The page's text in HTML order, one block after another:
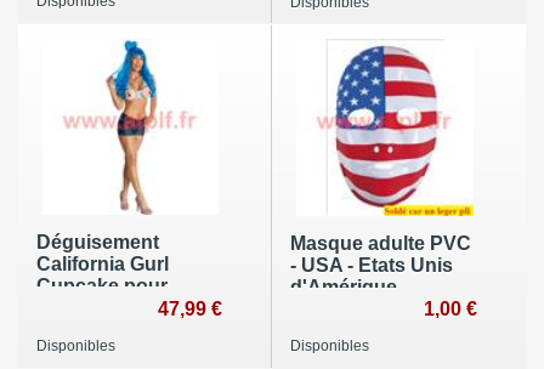
Déguisement
California Gurl
Cupcake pour
adulte Katy Perry
47,99 €
Disponibles
Masque adulte PVC
- USA - Etats Unis
d'Amérique
1,00 €
Disponibles